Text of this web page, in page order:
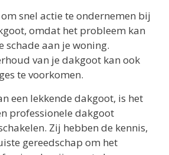
snel actie te ondernemen bij
omdat het probleem kan
schade aan je woning.
van je dakgoot kan ook
te voorkomen.
een lekkende dakgoot, is het
professionele dakgoot
Zij hebben de kennis,
gereedschap om het